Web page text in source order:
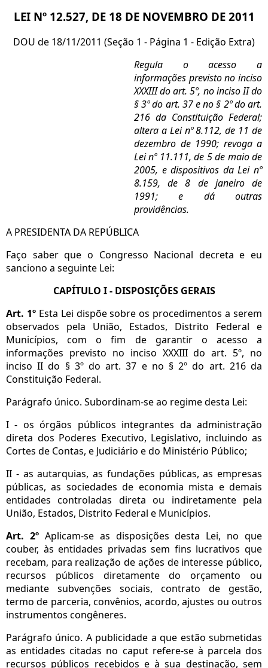
LEI Nº 12.527, DE 18 DE NOVEMBRO DE 2011
DOU de 18/11/2011 (Seção 1 - Página 1 - Edição Extra)
Regula o acesso a
informações previsto no inciso
XXXIII do art. 5º, no inciso II do
§ 3º do art. 37 e no § 2º do art.
216 da Constituição Federal;
altera a Lei nº 8.112, de 11 de
dezembro de 1990; revoga a
Lei nº 11.111, de 5 de maio de
2005, e dispositivos da Lei nº
8.159, de 8 de janeiro de
1991; e dá outras
providências.
A PRESIDENTA DA REPÚBLICA
Faço saber que o Congresso Nacional decreta e eu
sanciono a seguinte Lei:
CAPÍTULO I - DISPOSIÇÕES GERAIS
Art. 1ºEsta Lei dispõe sobre os procedimentos a serem
observados pela União, Estados, Distrito Federal e
Municípios, com o fim de garantir o acesso a
informações previsto no inciso XXXIII do art. 5º, no
inciso II do § 3º do art. 37 e no § 2º do art. 216 da
Constituição Federal.
Parágrafo único. Subordinam-se ao regime desta Lei:
I - os órgãos públicos integrantes da administração
direta dos Poderes Executivo, Legislativo, incluindo as
Cortes de Contas, e Judiciário e do Ministério Público;
II - as autarquias, as fundações públicas, as empresas
públicas, as sociedades de economia mista e demais
entidades controladas direta ou indiretamente pela
União, Estados, Distrito Federal e Municípios.
Art. 2ºAplicam-se as disposições desta Lei, no que
couber, às entidades privadas sem fins lucrativos que
recebam, para realização de ações de interesse público,
recursos públicos diretamente do orçamento ou
mediante subvenções sociais, contrato de gestão,
termo de parceria, convênios, acordo, ajustes ou outros
instrumentos congêneres.
Parágrafo único. A publicidade a que estão submetidas
as entidades citadas no caput refere-se à parcela dos
recursos públicos recebidos e à sua destinação, sem